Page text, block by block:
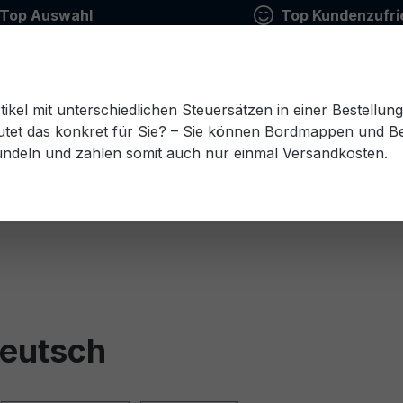
Top Auswahl Top
Estnisch Finnisch Französisch Griechisch
mit unterschiedlichen Steuersätzen in einer
das konkret für Sie? – Sie können Bordmappen und
und zahlen somit auch nur einmal Versandkosten.